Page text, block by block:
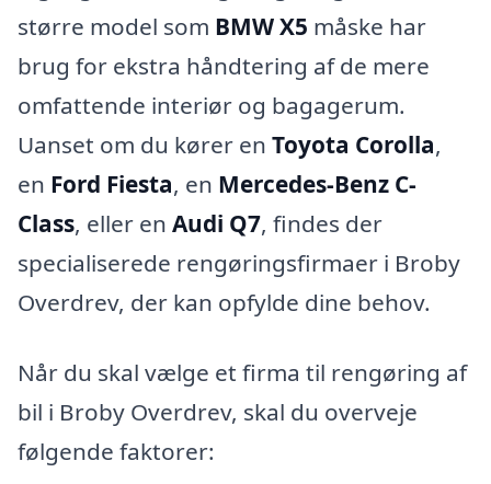
større model som BMW X5 måske har
brug for ekstra håndtering af de mere
omfattende interiør og bagagerum.
Uanset om du kører en Toyota Corolla,
en Ford Fiesta, en Mercedes-Benz C-
Class, eller en Audi Q7, findes der
specialiserede rengøringsfirmaer i Broby
Overdrev, der kan opfylde dine behov.
Når du skal vælge et firma til rengøring af
bil i Broby Overdrev, skal du overveje
følgende faktorer: